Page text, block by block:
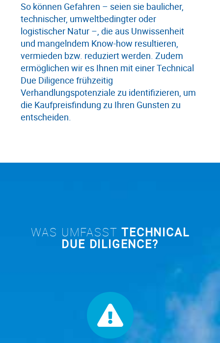
So können Gefahren – seien sie baulicher,
technischer, umweltbedingter oder
logistischer Natur –, die aus Unwissenheit
und mangelndem Know-how resultieren,
vermieden bzw. reduziert werden. Zudem
ermöglichen wir es Ihnen mit einer Technical
Due Diligence frühzeitig
Verhandlungspotenziale zu identifizieren, um
die Kaufpreisfindung zu Ihren Gunsten zu
entscheiden.
WAS UMFASST TECHNICAL
DUE DILIGENCE?